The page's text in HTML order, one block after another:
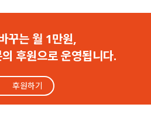
화 이후, 반드시 사회붕괴 온다”
칠… 내가 잊은 건 ‘먼 산’이었다
꾸는 월 1만원,
후원으로 운영됩니다.
후원하기